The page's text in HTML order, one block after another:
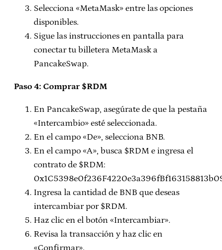
Selecciona «MetaMask» entre las opciones
disponibles.
Sigue las instrucciones en pantalla para
conectar tu billetera MetaMask a
PancakeSwap.
Paso 4: Comprar $RDM
En PancakeSwap, asegúrate de que la pestaña
«Intercambio» esté seleccionada.
En el campo «De», selecciona BNB.
En el campo «A», busca $RDM e ingresa el
contrato de $RDM:
Ingresa la cantidad de BNB que deseas
intercambiar por $RDM.
Haz clic en el botón «Intercambiar».
Revisa la transacción y haz clic en
«Confirmar».